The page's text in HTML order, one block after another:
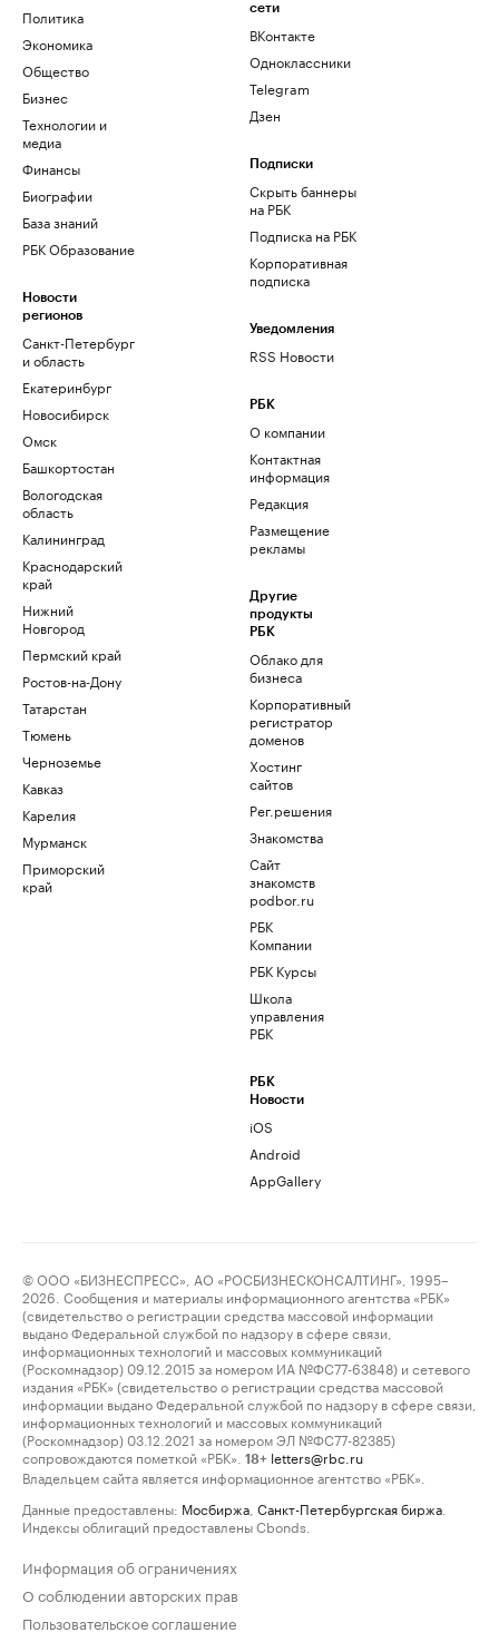
Политика
Экономика
Общество
Бизнес
Технологии и
медиа
Финансы
Биографии
База знаний
РБК Образование
Новости
регионов
Санкт-Петербург
и область
Екатеринбург
Новосибирск
Омск
Башкортостан
Вологодская
область
Калининград
Краснодарский
край
Нижний
Новгород
Пермский край
Ростов-на-Дону
Татарстан
Тюмень
Черноземье
Кавказ
Карелия
Мурманск
Приморский
край
сети
ВКонтакте
Одноклассники
Telegram
Дзен
Подписки
Скрыть баннеры
на РБК
Подписка на РБК
Корпоративная
подписка
Уведомления
RSS Новости
РБК
О компании
Контактная
информация
Редакция
Размещение
рекламы
Другие
продукты
РБК
Облако для
бизнеса
Корпоративный
регистратор
доменов
Хостинг
сайтов
Рег.решения
Знакомства
Сайт
знакомств
podbor.ru
РБК
Компании
РБК Курсы
Школа
управления
РБК
РБК
Новости
iOS
Android
AppGallery
© ООО «БИЗНЕСПРЕСС», АО «РОСБИЗНЕСКОНСАЛТИНГ», 1995–
2026. Сообщения и материалы информационного агентства «РБК»
(свидетельство о регистрации средства массовой информации
выдано Федеральной службой по надзору в сфере связи,
информационных технологий и массовых коммуникаций
(Роскомнадзор) 09.12.2015 за номером ИА №ФС77-63848) и сетевого
издания «РБК» (свидетельство о регистрации средства массовой
информации выдано Федеральной службой по надзору в сфере связи,
информационных технологий и массовых коммуникаций
(Роскомнадзор) 03.12.2021 за номером ЭЛ №ФС77-82385)
сопровождаются пометкой «РБК».
18+ letters@rbc.ru
Владельцем сайта является информационное агентство «РБК».
Данные предоставлены: Мосбиржа Санкт-Петербургская биржа
Индексы облигаций предоставлены Cbonds.
Информация об ограничениях
О соблюдении авторских прав
Пользовательское соглашение